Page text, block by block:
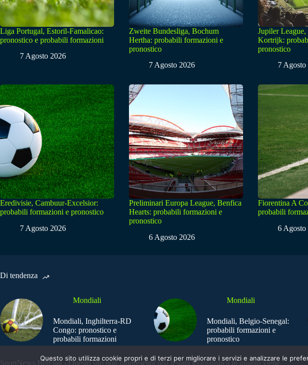
Liga Portugal, Estoril-Famalicao:
pronostico e probabili formazioni
7 Agosto 2026
Zweite Bundesliga, Bochum
Hertha: probabili formazioni e
pronostico
7 Agosto 2026
Jupiler
Kortrijk:
pronostico
7 Agosto
Eredivisie, Cambuur-Excelsior:
probabili formazioni e pronostico
7 Agosto 2026
Preliminari Europa League, Benfica
Hearts: probabili formazioni e
pronostico
6 Agosto 2026
Fiorentina A
probabili
6 Agosto
Di tendenza
Mondiali
Mondiali, Inghilterra-RD
Congo: pronostico e
probabili formazioni
Mondiali
Mondiali, Belgio-Senegal:
probabili formazioni e
pronostico
SportNews.BetFlag - Questo sito non rappresenta una testata giornalistica in quanto viene
Questo sito utilizza cookie propri e di terzi per migliorare i servizi e analizzare le